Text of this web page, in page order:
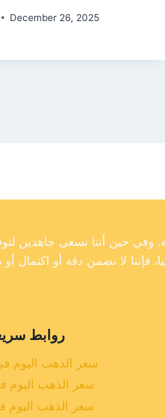
December 26, 2025
روابط
سعر الذهب اليوم
سعر الذهب اليوم
سعر الذهب اليوم